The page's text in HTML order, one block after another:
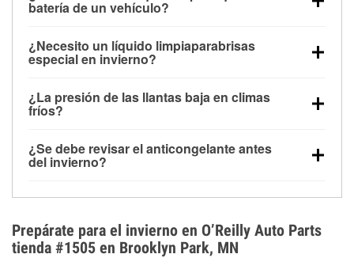
batería de un vehículo?
debajo de los 32 °F y puede perder hasta la mitad de
su potencia de arranque cerca de los 0 °F, lo que
arranque.
¿Necesito un líquido limpiaparabrisas
especial en invierno?
la congelación y ayuda a disolver la sal y la nieve
derretida en la carretera para mejorar la visibilidad.
¿La presión de las llantas baja en climas
fríos?
alrededor de 1 PSI por cada 10 °F que baja la
temperatura. Puedes obtener más información sobre
¿Se debe revisar el anticongelante antes
del invierno?
el sobrecalentamiento en condiciones de frío
extremo. Aprende cómo comprobar la protección
anticongelante en nuestra sección How-To.
Prepárate para el invierno en O’Reilly Auto Parts
tienda #1505 en Brooklyn Park, MN